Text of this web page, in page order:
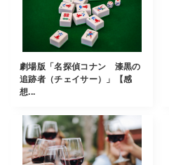
劇場版「名探偵コナン 漆黒の
追跡者（チェイサー）」【感
想...